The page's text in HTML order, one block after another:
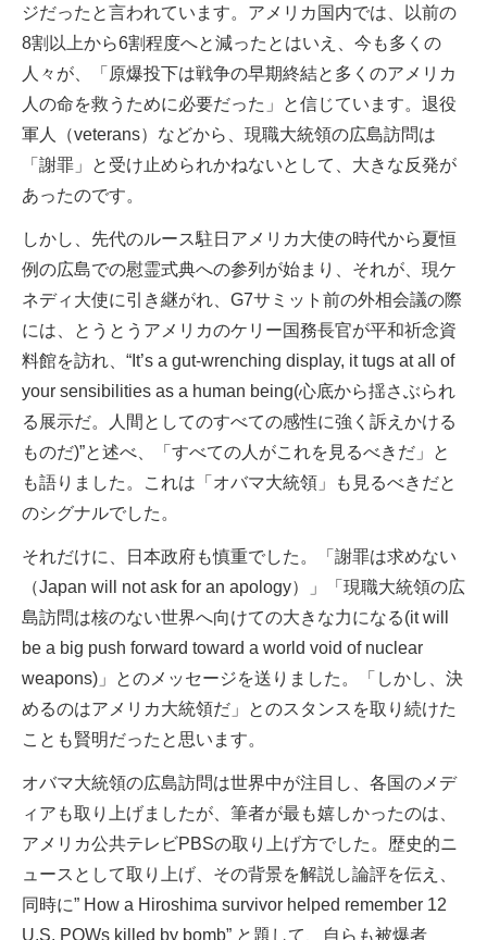
ジだったと言われています。アメリカ国内では、以前の
8割以上から6割程度へと減ったとはいえ、今も多くの
人々が、「原爆投下は戦争の早期終結と多くのアメリカ
人の命を救うために必要だった」と信じています。退役
軍人（veterans）などから、現職大統領の広島訪問は
「謝罪」と受け止められかねないとして、大きな反発が
あったのです。
しかし、先代のルース駐日アメリカ大使の時代から夏恒
例の広島での慰霊式典への参列が始まり、それが、現ケ
ネディ大使に引き継がれ、G7サミット前の外相会議の際
には、とうとうアメリカのケリー国務長官が平和祈念資
料館を訪れ、“It’s a gut-wrenching display, it tugs at all of
your sensibilities as a human being(心底から揺さぶられ
る展示だ。人間としてのすべての感性に強く訴えかける
ものだ)”と述べ、「すべての人がこれを見るべきだ」と
も語りました。これは「オバマ大統領」も見るべきだと
のシグナルでした。
それだけに、日本政府も慎重でした。「謝罪は求めない
（Japan will not ask for an apology）」「現職大統領の広
島訪問は核のない世界へ向けての大きな力になる(it will
be a big push forward toward a world void of nuclear
weapons)」とのメッセージを送りました。「しかし、決
めるのはアメリカ大統領だ」とのスタンスを取り続けた
ことも賢明だったと思います。
オバマ大統領の広島訪問は世界中が注目し、各国のメデ
ィアも取り上げましたが、筆者が最も嬉しかったのは、
アメリカ公共テレビPBSの取り上げ方でした。歴史的ニ
ュースとして取り上げ、その背景を解説し論評を伝え、
同時に” How a Hiroshima survivor helped remember 12
U.S. POWs killed by bomb” と題して、自らも被爆者